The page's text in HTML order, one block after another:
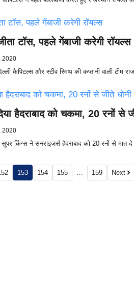
टॉस, पहले गेंबाजी करेगी रॉयल्स
2020
कैपिटल्स और स्टीव स्मिथ की कप्तानी वाली टीम
हैदराबाद को चकमा, 20 रनों से
2020
किंग्स ने सनराइजर्स हैदराबाद को 20 रनों से मात दे
153 154 155 … 159 Next